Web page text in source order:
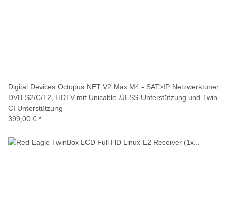
Digital Devices Octopus NET V2 Max M4 - SAT>IP Netzwerktuner
DVB-S2/C/T2, HDTV mit Unicable-/JESS-Unterstützung und Twin-
CI Unterstützung
399,00 € *